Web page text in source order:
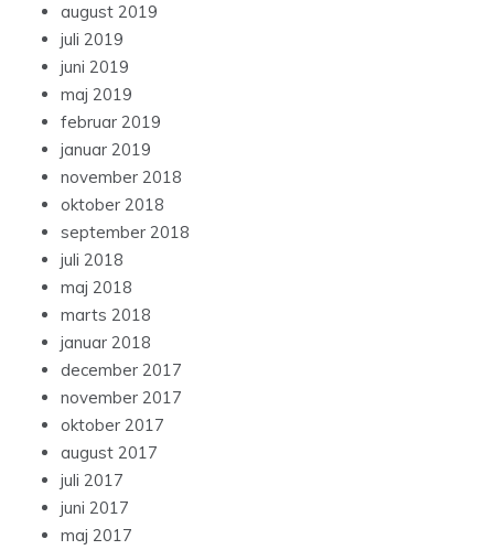
august 2019
juli 2019
juni 2019
maj 2019
februar 2019
januar 2019
november 2018
oktober 2018
september 2018
juli 2018
maj 2018
marts 2018
januar 2018
december 2017
november 2017
oktober 2017
august 2017
juli 2017
juni 2017
maj 2017